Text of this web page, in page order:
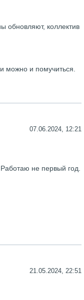
обновляют, коллектив
можно и помучиться.
07.06.2024, 12:21
не первый год.
21.05.2024, 22:51